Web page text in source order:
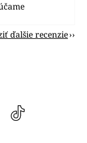
ďalšie recenzie
YouTube